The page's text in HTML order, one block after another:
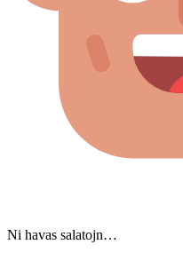
Ni havas salatojn…